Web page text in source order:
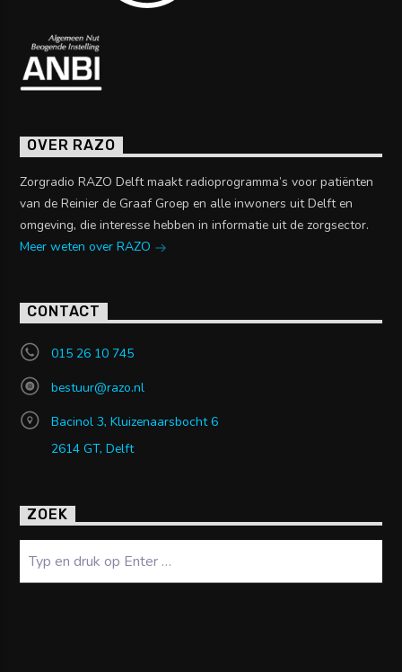
OVER RAZO
Zorgradio RAZO Delft maakt radioprogramma’s voor patiënten
van de Reinier de Graaf Groep en alle inwoners uit Delft en
omgeving, die interesse hebben in informatie uit de zorgsector.
Meer weten over RAZO
CONTACT
015 26 10 745
bestuur@razo.nl
Bacinol 3, Kluizenaarsbocht 6
2614 GT, Delft
ZOEK